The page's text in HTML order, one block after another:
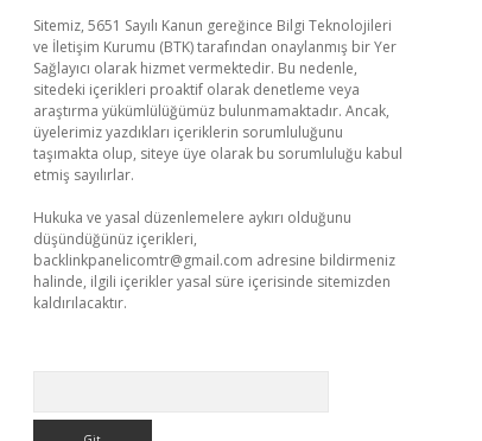
Sitemiz, 5651 Sayılı Kanun gereğince Bilgi Teknolojileri
ve İletişim Kurumu (BTK) tarafından onaylanmış bir Yer
Sağlayıcı olarak hizmet vermektedir. Bu nedenle,
sitedeki içerikleri proaktif olarak denetleme veya
araştırma yükümlülüğümüz bulunmamaktadır. Ancak,
üyelerimiz yazdıkları içeriklerin sorumluluğunu
taşımakta olup, siteye üye olarak bu sorumluluğu kabul
etmiş sayılırlar.
Hukuka ve yasal düzenlemelere aykırı olduğunu
düşündüğünüz içerikleri,
backlinkpanelicomtr@gmail.com adresine bildirmeniz
halinde, ilgili içerikler yasal süre içerisinde sitemizden
kaldırılacaktır.